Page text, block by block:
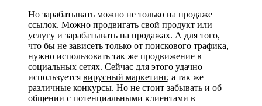
Но зарабатывать можно не только на продаже
ссылок. Можно продвигать свой продукт или
услугу и зарабатывать на продажах. А для того,
что бы не зависеть только от поискового трафика,
нужно использовать так же продвижение в
социальных сетях. Сейчас для этого удачно
используется вирусный маркетинг, а так же
различные конкурсы. Но не стоит забывать и об
общении с потенциальными клиентами в